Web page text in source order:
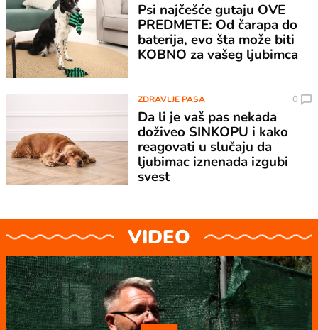
Psi najčešće gutaju OVE
PREDMETE: Od čarapa do
baterija, evo šta može biti
KOBNO za vašeg ljubimca
ZDRAVLJE PASA 0
Da li je vaš pas nekada
doživeo SINKOPU i kako
reagovati u slučaju da
ljubimac iznenada izgubi
svest
VIDEO